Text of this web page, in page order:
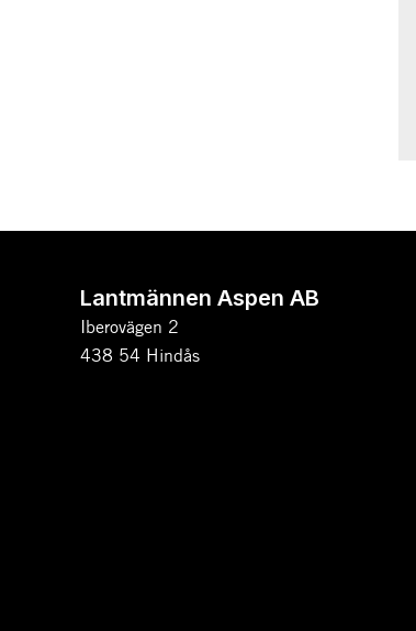
Lantmännen Aspen AB
Iberovägen 2
438 54 Hindås